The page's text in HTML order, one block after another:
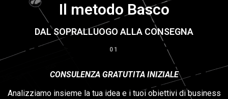
Il metodo Basco
DAL SOPRALLUOGO ALLA CONSEGNA
01
CONSULENZA GRATUTITA INIZIALE
Analizziamo insieme la tua idea e i tuoi obiettivi di business